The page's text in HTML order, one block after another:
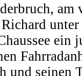
am
ein
und seinen